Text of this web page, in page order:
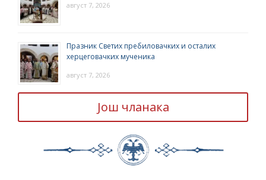
август 7, 2026
Празник Светих пребиловачких и осталих
херцеговачких мученика
август 7, 2026
Још чланака